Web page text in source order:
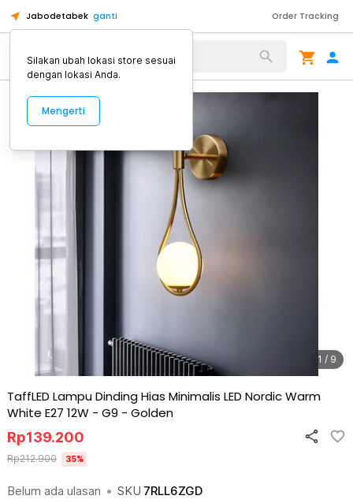
Jabodetabek ganti Order Tracking
Alat Kopi
1 / 9
TaffLED Lampu Dinding Hias Minimalis LED Nordic Warm
White E27 12W - G9 - Golden
Belum ada ulasan • SKU 7RLL6ZGD
Rp139.200
Rp212.900 35%
Silakan ubah lokasi store sesuai
dengan lokasi Anda.
Mengerti